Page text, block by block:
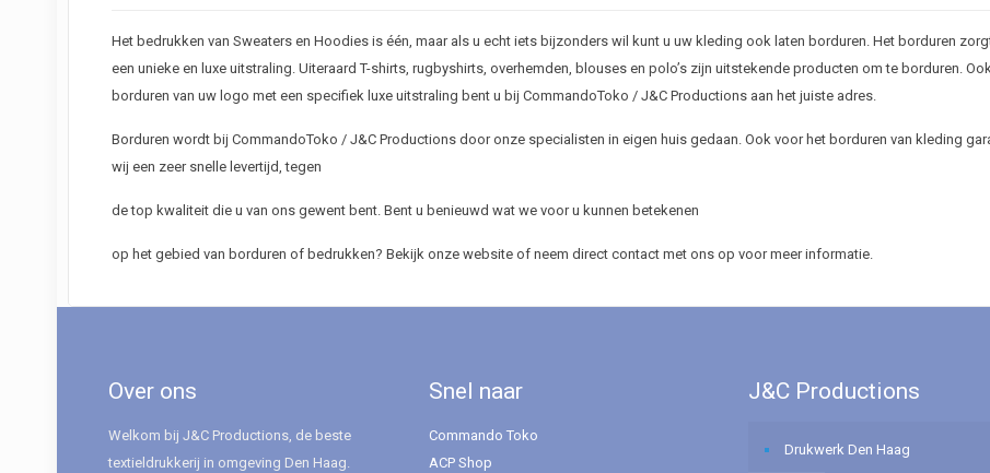
Het bedrukken van Sweaters en Hoodies is één, maar als u echt iets bijzonders wil kunt u uw kleding ook laten borduren. Het borduren
een unieke en luxe uitstraling. Uiteraard T-shirts, rugbyshirts, overhemden, blouses en polo’s zijn uitstekende producten om te borduren.
borduren van uw logo met een specifiek luxe uitstraling bent u bij CommandoToko / J&C Productions aan het juiste adres.
Borduren wordt bij CommandoToko / J&C Productions door onze specialisten in eigen huis gedaan. Ook voor het borduren van kleding
wij een zeer snelle levertijd, tegen
de top kwaliteit die u van ons gewent bent. Bent u benieuwd wat we voor u kunnen betekenen
op het gebied van borduren of bedrukken? Bekijk onze website of neem direct contact met ons op voor meer informatie.
Over ons
Welkom bij J&C Productions, de beste
textieldrukkerij in omgeving Den Haag.
Snel naar
Commando Toko
ACP Shop
J&C Productions
Drukwerk Den Haag